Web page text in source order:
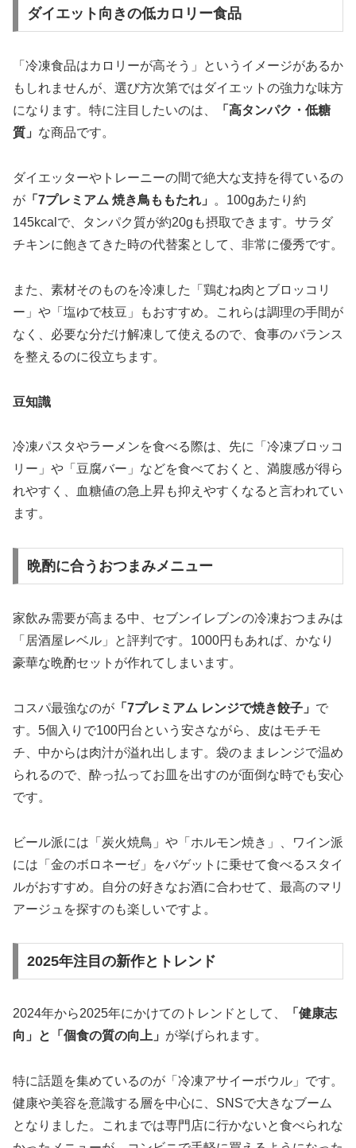
ダイエット向きの低カロリー食品
「冷凍食品はカロリーが高そう」というイメージがあるか
もしれませんが、選び方次第ではダイエットの強力な味方
になります。特に注目したいのは、
「高タンパク・低糖
質」 な商品です。
ダイエッターやトレーニーの間で絶大な支持を得ているの
が 「7プレミアム 焼き鳥ももたれ」
。100gあたり約
145kcalで、タンパク質が約20gも摂取できます。サラダ
チキンに飽きてきた時の代替案として、非常に優秀です。
また、素材そのものを冷凍した
「鶏むね肉とブロッコリ
ー」 や「塩ゆで枝豆」もおすすめ。これらは調理の手間が
なく、必要な分だけ解凍して使えるので、食事のバランス
を整えるのに役立ちます。
豆知識
冷凍パスタやラーメンを食べる際は、先に「冷凍ブロッコ
リー」や「豆腐バー」などを食べておくと、満腹感が得ら
れやすく、血糖値の急上昇も抑えやすくなると言われてい
ます。
晩酌に合うおつまみメニュー
家飲み需要が高まる中、セブンイレブンの冷凍おつまみは
「居酒屋レベル」と評判です。1000円もあれば、かなり
豪華な晩酌セットが作れてしまいます。
コスパ最強なのが 「7プレミアム レンジで焼き餃子」 で
す。5個入りで100円台という安さながら、皮はモチモ
チ、中からは肉汁が溢れ出します。袋のままレンジで温め
られるので、酔っ払ってお皿を出すのが面倒な時でも安心
です。
ビール派には「炭火焼鳥」や「ホルモン焼き」、ワイン派
には「金のボロネーゼ」をバゲットに乗せて食べるスタイ
ルがおすすめ。自分の好きなお酒に合わせて、最高のマリ
アージュを探すのも楽しいですよ。
2025年注目の新作とトレンド
2024年から2025年にかけてのトレンドとして、
「健康志
向」と「個食の質の向上」 が挙げられます。
特に話題を集めているのが 「冷凍アサイーボウル」 です。
健康や美容を意識する層を中心に、SNSで大きなブーム
となりました。これまでは専門店に行かないと食べられな